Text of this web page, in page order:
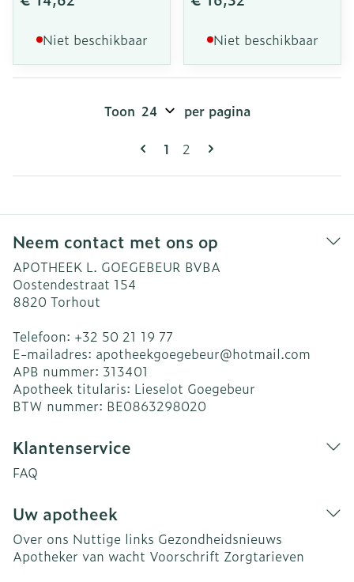
Niet beschikbaar Niet beschikbaar
Pagina's
U lees momenteel pagina
1 Pagina
2
Toon per pagina
Neem contact met ons op
APOTHEEK L. GOEGEBEUR BVBA
Oostendestraat 154
8820 Torhout
Telefoon: +32 50 21 19 77
E-mailadres: apotheekgoegebeur@hotmail.com
APB nummer: 313401
Apotheek titularis: Lieselot Goegebeur
BTW nummer: BE0863298020
Klantenservice
FAQ
Uw apotheek
Over ons Nuttige links Gezondheidsnieuws
Apotheker van wacht Voorschrift Zorgtarieven